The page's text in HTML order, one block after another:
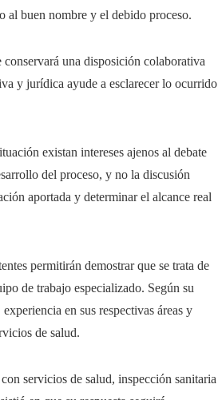
al buen nombre y el debido proceso.
una disposición colaborativa
y jurídica ayude a esclarecer lo ocurrido
existan intereses ajenos al debate
del proceso, y no la discusión
aportada y determinar el alcance real
permitirán demostrar que se trata de
de trabajo especializado. Según su
en sus respectivas áreas y
de salud.
servicios de salud, inspección sanitaria